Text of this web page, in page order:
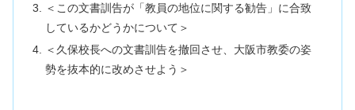
＜この文書訓告が「教員の地位に関する勧告」に合致
しているかどうかについて＞
＜久保校長への文書訓告を撤回させ、大阪市教委の姿
勢を抜本的に改めさせよう＞